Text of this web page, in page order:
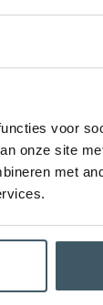
voor
onze site
met
waard
en